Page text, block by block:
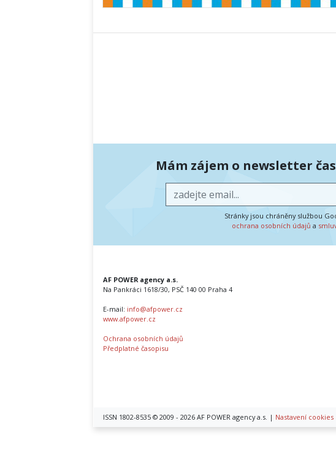
Mám zájem o newsletter
Stránky jsou chráněny službou
ochrana osobních údajů a
AF POWER agency a.s.
Na Pankráci 1618/30, PSČ 140 00 Praha 4
E-mail: info@afpower.cz
www.afpower.cz
Ochrana osobních údajů
Předplatné časopisu
ISSN 1802-8535 © 2009 - 2026 AF POWER agency a.s. | Nastavení cookies